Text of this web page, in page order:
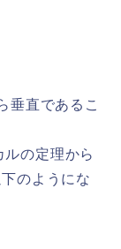
垂直であるこ
の定理から
のようにな